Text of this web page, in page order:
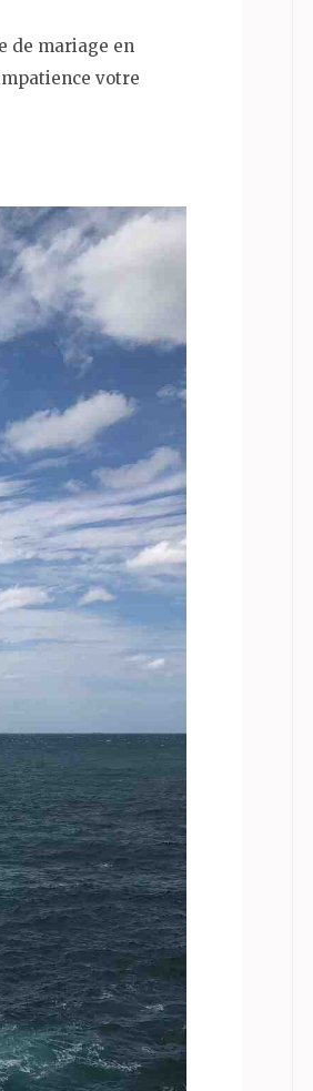
de mariage en
votre